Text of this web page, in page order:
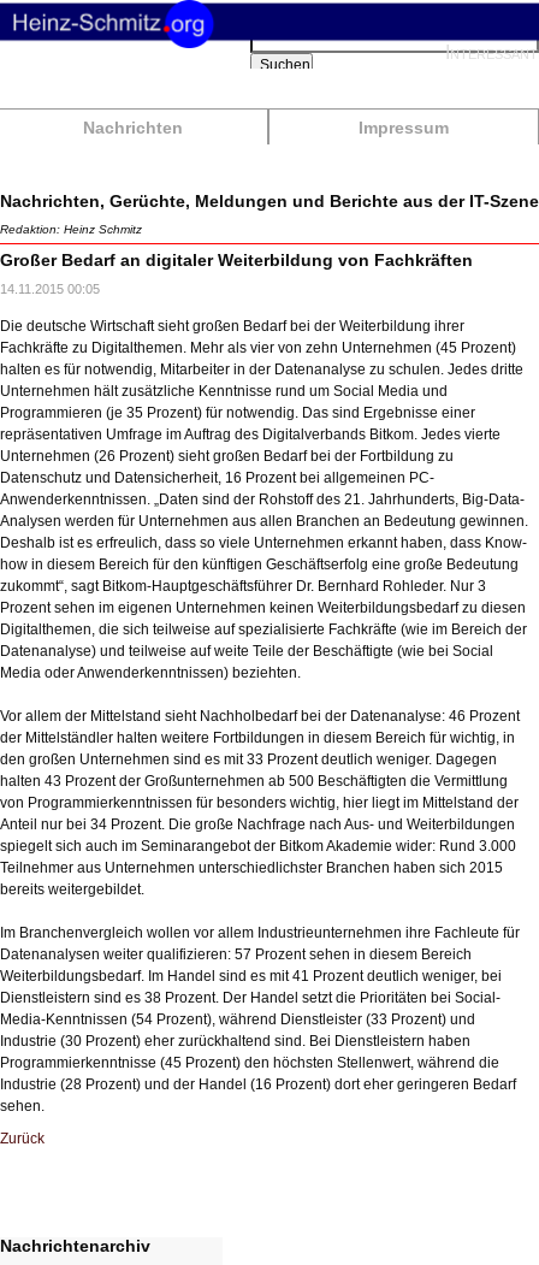
Nachrichten Impressum
Suchbegriffe
Suchen
Nachrichten, Gerüchte, Meldungen und Berichte aus der IT-Szene
Redaktion: Heinz Schmitz
Großer Bedarf an digitaler Weiterbildung von Fachkräften
14.11.2015 00:05
Die deutsche Wirtschaft sieht großen Bedarf bei der Weiterbildung ihrer
Fachkräfte zu Digitalthemen. Mehr als vier von zehn Unternehmen (45 Prozent)
halten es für notwendig, Mitarbeiter in der Datenanalyse zu schulen. Jedes dritte
Unternehmen hält zusätzliche Kenntnisse rund um Social Media und
Programmieren (je 35 Prozent) für notwendig. Das sind Ergebnisse einer
repräsentativen Umfrage im Auftrag des Digitalverbands Bitkom. Jedes vierte
Unternehmen (26 Prozent) sieht großen Bedarf bei der Fortbildung zu
Datenschutz und Datensicherheit, 16 Prozent bei allgemeinen PC-
Anwenderkenntnissen. „Daten sind der Rohstoff des 21. Jahrhunderts, Big-Data-
Analysen werden für Unternehmen aus allen Branchen an Bedeutung gewinnen.
Deshalb ist es erfreulich, dass so viele Unternehmen erkannt haben, dass Know-
how in diesem Bereich für den künftigen Geschäftserfolg eine große Bedeutung
zukommt“, sagt Bitkom-Hauptgeschäftsführer Dr. Bernhard Rohleder. Nur 3
Prozent sehen im eigenen Unternehmen keinen Weiterbildungsbedarf zu diesen
Digitalthemen, die sich teilweise auf spezialisierte Fachkräfte (wie im Bereich der
Datenanalyse) und teilweise auf weite Teile der Beschäftigte (wie bei Social
Media oder Anwenderkenntnissen) beziehten.
Vor allem der Mittelstand sieht Nachholbedarf bei der Datenanalyse: 46 Prozent
der Mittelständler halten weitere Fortbildungen in diesem Bereich für wichtig, in
den großen Unternehmen sind es mit 33 Prozent deutlich weniger. Dagegen
halten 43 Prozent der Großunternehmen ab 500 Beschäftigten die Vermittlung
von Programmierkenntnissen für besonders wichtig, hier liegt im Mittelstand der
Anteil nur bei 34 Prozent. Die große Nachfrage nach Aus- und Weiterbildungen
spiegelt sich auch im Seminarangebot der Bitkom Akademie wider: Rund 3.000
Teilnehmer aus Unternehmen unterschiedlichster Branchen haben sich 2015
bereits weitergebildet.
Im Branchenvergleich wollen vor allem Industrieunternehmen ihre Fachleute für
Datenanalysen weiter qualifizieren: 57 Prozent sehen in diesem Bereich
Weiterbildungsbedarf. Im Handel sind es mit 41 Prozent deutlich weniger, bei
Dienstleistern sind es 38 Prozent. Der Handel setzt die Prioritäten bei Social-
Media-Kenntnissen (54 Prozent), während Dienstleister (33 Prozent) und
Industrie (30 Prozent) eher zurückhaltend sind. Bei Dienstleistern haben
Programmierkenntnisse (45 Prozent) den höchsten Stellenwert, während die
Industrie (28 Prozent) und der Handel (16 Prozent) dort eher geringeren Bedarf
sehen.
Zurück
Nachrichtenarchiv